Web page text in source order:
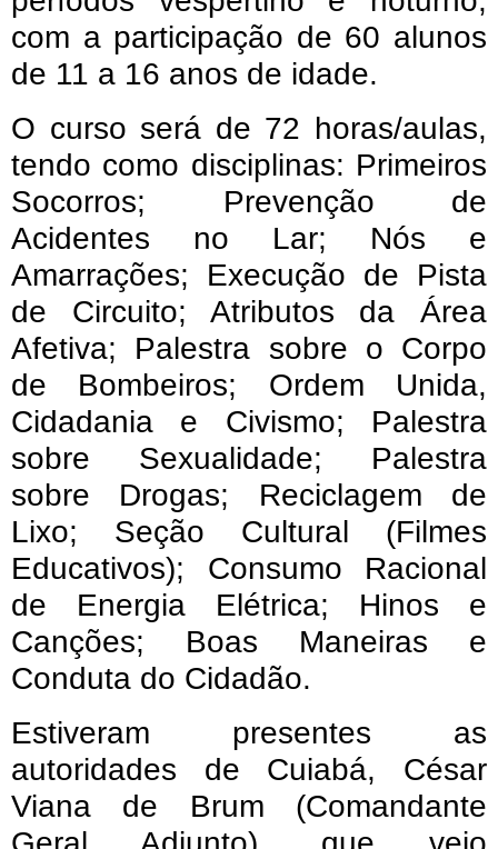
com a participação de 60 alunos
de 11 a 16 anos de idade.
O curso será de 72 horas/aulas,
tendo como disciplinas: Primeiros
Socorros; Prevenção de
Acidentes no Lar; Nós e
Amarrações; Execução de Pista
de Circuito; Atributos da Área
Afetiva; Palestra sobre o Corpo
de Bombeiros; Ordem Unida,
Cidadania e Civismo; Palestra
sobre Sexualidade; Palestra
sobre Drogas; Reciclagem de
Lixo; Seção Cultural (Filmes
Educativos); Consumo Racional
de Energia Elétrica; Hinos e
Canções; Boas Maneiras e
Conduta do Cidadão.
Estiveram presentes as
autoridades de Cuiabá, César
Viana de Brum (Comandante